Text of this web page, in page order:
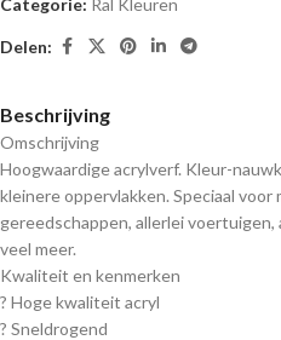
Categorie: Ral Kleuren
Delen:
Beschrijving
Omschrijving
Hoogwaardige acrylverf. Kleur-
kleinere oppervlakken. Speciaal voor
gereedschappen, allerlei
veel meer.
Kwaliteit en kenmerken
? Hoge kwaliteit acryl
? Sneldrogend